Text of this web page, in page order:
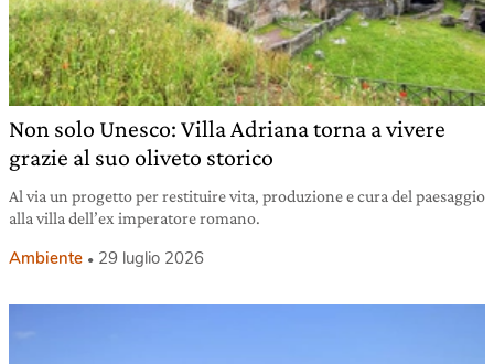
Non solo Unesco: Villa Adriana torna a vivere
grazie al suo oliveto storico
Al via un progetto per restituire vita, produzione e cura del paesaggio
alla villa dell’ex imperatore romano.
Ambiente 29 luglio 2026